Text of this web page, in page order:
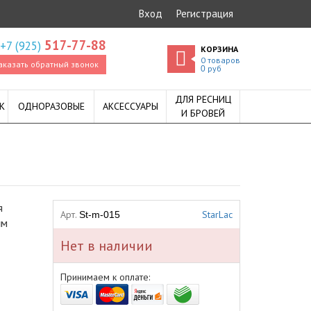
Вход Регистрация
+7 (925) 517-77-88
обратный звонок
КОРЗИНА
0 товаров
0руб
ОДНОРАЗОВЫЕ АКСЕССУАРЫ
ДЛЯ РЕСНИЦ
И БРОВЕЙ
Арт. St-m-015 StarLac
Нет в наличии
Принимаем к оплате: